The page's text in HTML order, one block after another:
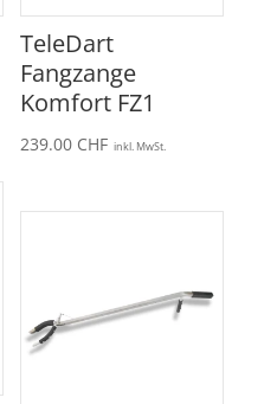
TeleDart
Fangzange
Komfort FZ1
239.00 CHF inkl. MwSt.